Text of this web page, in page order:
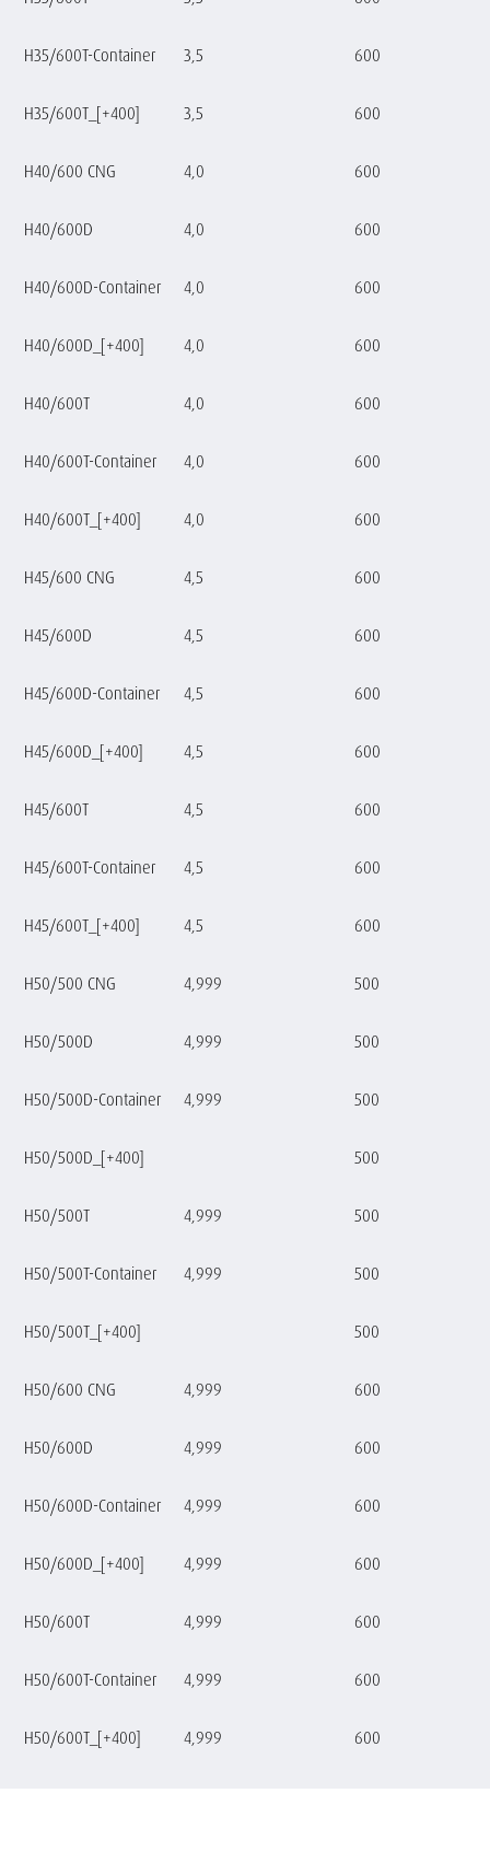
H35/600T-Container 3,5 600
H35/600T_[+400] 3,5 600
H40/600 CNG 4,0 600
H40/600D 4,0 600
H40/600D-Container 4,0 600
H40/600D_[+400] 4,0 600
H40/600T 4,0 600
H40/600T-Container 4,0 600
H40/600T_[+400] 4,0 600
H45/600 CNG 4,5 600
H45/600D 4,5 600
H45/600D-Container 4,5 600
H45/600D_[+400] 4,5 600
H45/600T 4,5 600
H45/600T-Container 4,5 600
H45/600T_[+400] 4,5 600
H50/500 CNG 4,999 500
H50/500D 4,999 500
H50/500D-Container 4,999 500
H50/500D_[+400] 500
H50/500T 4,999 500
H50/500T-Container 4,999 500
H50/500T_[+400] 500
H50/600 CNG 4,999 600
H50/600D 4,999 600
H50/600D-Container 4,999 600
H50/600D_[+400] 4,999 600
H50/600T 4,999 600
H50/600T-Container 4,999 600
H50/600T_[+400] 4,999 600